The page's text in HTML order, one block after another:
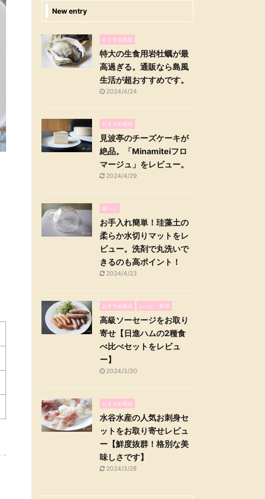
New entry
おすすめ商品
特大の生食用岩牡蠣が最
高過ぎる。通販なら島風
生活が超おすすめです。
2024/4/24
おすすめ商品
見波亭のチーズケーキが
絶品。「Minamiteiフロ
マージュ」をレビュー。
2024/4/29
暮らし
お手入れ簡単！珪藻土の
柔らか水切りマットをレ
ビュー。洗剤で丸洗いで
きるのも高ポイント！
2024/4/23
おすすめ商品 レシピ・料理
高級ソーセージをお取り
寄せ【日進ハムの2種食
べ比べセットをレビュ
ー】
2024/3/30
おすすめ商品
水谷水産の人気お刺身セ
ットをお取り寄せレビュ
ー【鮮度抜群！格別な美
味しさです】
2024/3/28